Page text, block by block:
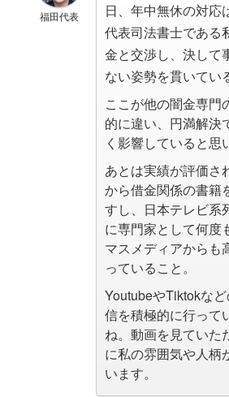
福田代表
日、年中無休の対応
代表司法書士である
金と交渉し、決して
ない姿勢を貫いてい
ここが他の闇金専門
的に違い、円満解決
く影響していると思
あとは実績が評価さ
から借金関係の書籍
すし、日本テレビ系
に専門家として何度
マスメディアからも
っていること。
YoutubeやTiktokな
信を積極的に行って
ね。動画を見ていた
に私の雰囲気や人柄
います。